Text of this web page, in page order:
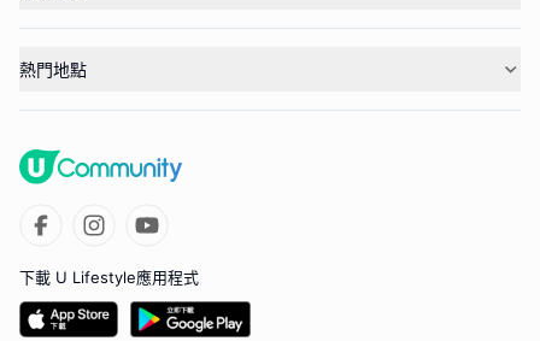
熱門地點
下載 U Lifestyle應用程式